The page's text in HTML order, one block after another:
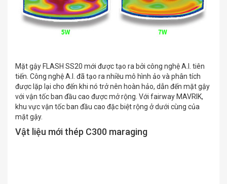
Mặt gậy FLASH SS20 mới được tạo ra bởi công nghệ A.I. tiên
tiến. Công nghệ A.I. đã tạo ra nhiều mô hình ảo và phân tích
được lặp lại cho đến khi nó trở nên hoàn hảo, dẫn đến mặt gậy
với vận tốc ban đầu cao được mở rộng. Với fairway MAVRIK,
khu vực vận tốc ban đầu cao đặc biệt rộng ở dưới cùng của
mặt gậy.
Vật liệu mới thép C300 maraging